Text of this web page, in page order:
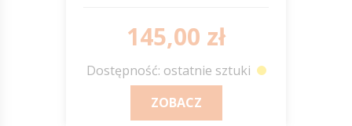
145,00 zł
Dostępność: ostatnie sztuki
ZOBACZ